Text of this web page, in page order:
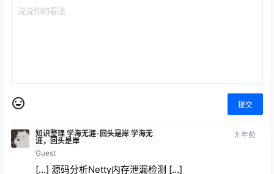
提交
知识整理 学海无涯-回头是岸 学海无
涯，回头是岸
Guest
3 年前
[…] 源码分析Netty内存泄漏检测 […]